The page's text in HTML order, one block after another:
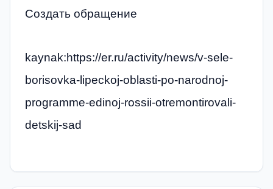
Создать обращение
kaynak:https://er.ru/activity/news/v-sele-
borisovka-lipeckoj-oblasti-po-narodnoj-
programme-edinoj-rossii-otremontirovali-
detskij-sad